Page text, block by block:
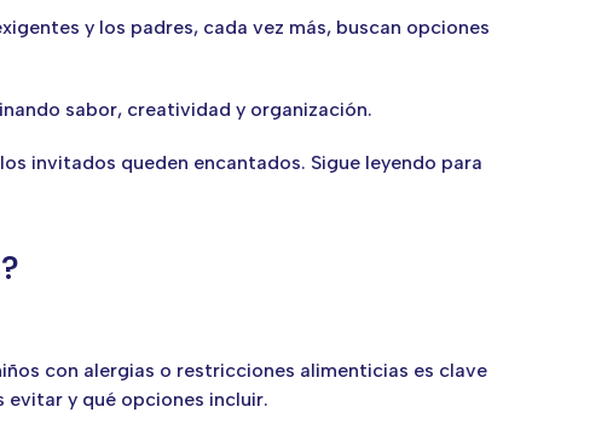
y los padres, cada vez más, buscan opciones
sabor, creatividad y organización.
invitados queden encantados. Sigue leyendo para
con alergias o restricciones alimenticias es clave
evitar y qué opciones incluir.